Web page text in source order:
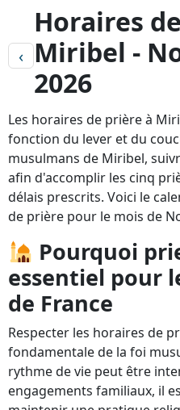
‹
Horaires
Miribel -
2026
Les horaires de prière à
fonction du lever et du
musulmans de Miribel,
afin d'accomplir les cinq
délais prescrits. Voici le
de prière pour le mois de
Pourquoi
essentiel pour
de France
Respecter les horaires de
fondamentale de la foi
rythme de vie peut être
engagements familiaux, il